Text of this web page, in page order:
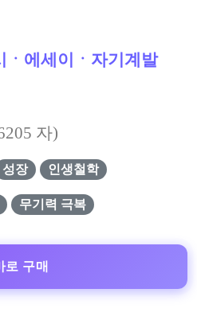
ㆍ에세이ㆍ자기계발
자)
성장 인생철학
무기력 극복
로 구매